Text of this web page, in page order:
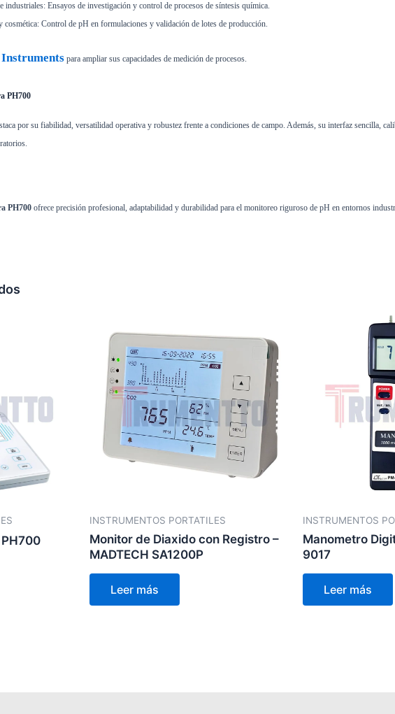
industriales: Ensayos de investigación y control de procesos de síntesis química.
cosmética: Control de pH en formulaciones y validación de lotes de producción.
para ampliar sus capacidades de medición de procesos.
PH700
por su fiabilidad, versatilidad operativa y robustez frente a condiciones de campo. Además, su interfaz sencilla,
PH700 ofrece precisión profesional, adaptabilidad y durabilidad para el monitoreo riguroso de pH en entornos
INSTRUMENTOS PORTATILES
Monitor de Diaxido con Registro –
MADTECH SA1200P
Leer más
INSTRUMENTOS
Manometro
9017
Leer más